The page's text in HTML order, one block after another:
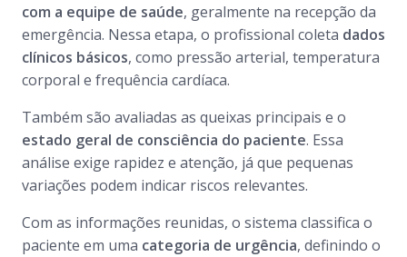
com a equipe de saúde, geralmente na recepção da
emergência. Nessa etapa, o profissional coleta dados
clínicos básicos, como pressão arterial, temperatura
corporal e frequência cardíaca.
Também são avaliadas as queixas principais e o
estado geral de consciência do paciente. Essa
análise exige rapidez e atenção, já que pequenas
variações podem indicar riscos relevantes.
Com as informações reunidas, o sistema classifica o
paciente em uma categoria de urgência, definindo o